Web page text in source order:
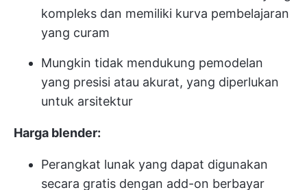
kompleks dan memiliki kurva pembelajaran
yang curam
Mungkin tidak mendukung pemodelan
yang presisi atau akurat, yang diperlukan
untuk arsitektur
Harga blender:
Perangkat lunak yang dapat digunakan
secara gratis dengan add-on berbayar